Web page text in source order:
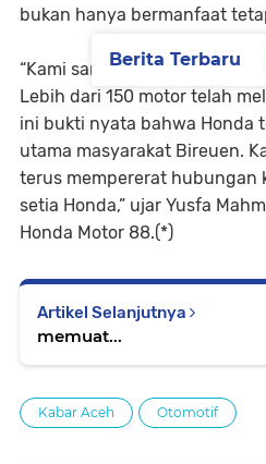
bukan hanya bermanfaat
“Kami sangat senang
Lebih dari 150 motor telah
ini bukti nyata bahwa Honda
utama masyarakat Bireuen.
terus mempererat hubungan
setia Honda,” ujar Yusfa
Honda Motor 88.(*)
Artikel Selanjutnya
memuat...
Kabar Aceh Otomotif
Berita Terbaru